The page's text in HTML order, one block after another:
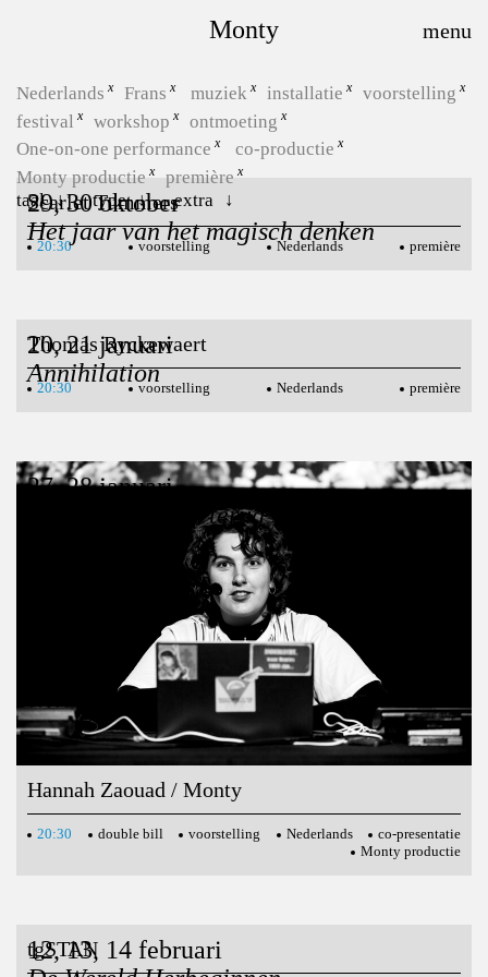
Monty
Nederlands Frans muziek installatie
voorstelling
festival
workshop
ontmoeting
One-on-one performance
co-productie
Monty productie
première
taal
type extra
29, 30 oktober
Het jaar van het magisch denken
Scarlet Tummers
20:30 voorstelling Nederlands première
20, 21 januari
Annihilation
Thomas Ryckewaert
20:30 voorstelling Nederlands première
27, 28 januari
Hoe zeg je “kom terug”?
Hannah Zaouad / Monty
20:30 double bill voorstelling Nederlands
co-presentatie
Monty productie
12, 13, 14 februari
tgSTAN